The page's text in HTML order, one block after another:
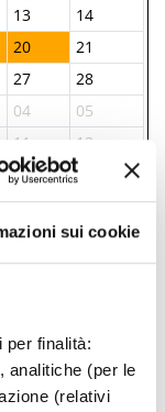
sui cookie
per finalità:
analitiche (per le
(relativi
13
14
20
21
27
28
04
05
11 12